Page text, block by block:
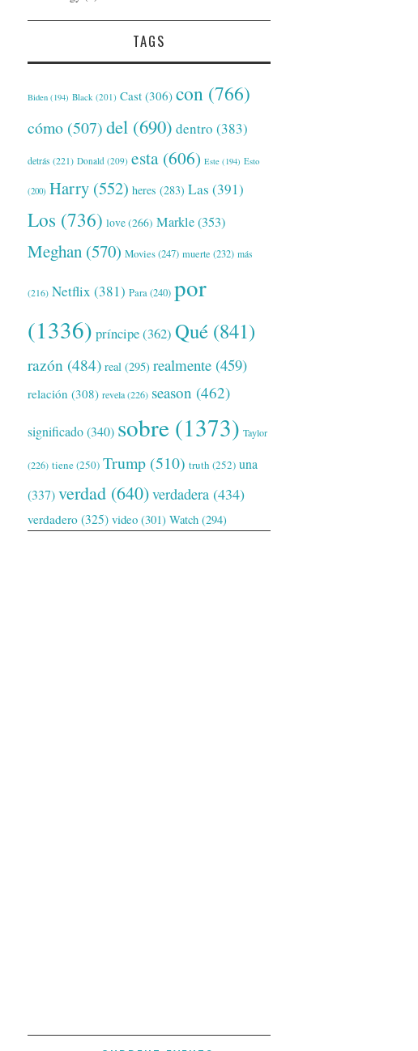
TAGS
Biden (194) Black (201) Cast (306) con (766)
cómo (507)del (690) dentro (383)
detrás (221) Donald (209) esta (606) Este (194) Esto
(200) Harry (552) heres (283) Las (391)
Los (736) love(266) Markle(353)
Meghan (570) Movies(247) muerte (232) más
(216) Netflix (381) Para(240) por
(1336) príncipe(362) Qué (841)
razón (484) real (295) realmente (459)
relación (308) revela(226) season (462)
significado(340) sobre (1373) Taylor
(226) tiene(250) Trump (510) truth (252) una
(337)verdad (640)verdadera (434)
verdadero (325) video (301) Watch (294)